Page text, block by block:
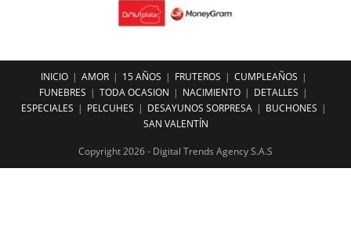
INICIO AMOR 15 AÑOS FRUTEROS
CUMPLEAÑOS
FUNEBRES
TODA OCASION NACIMIENTO
DETALLES
ESPECIALES
PELCUHES DESAYUNOS SORPRESA
BUCHONES
SAN VALENTÍN
Copyright 2026 - Digital Trends Agency S.A.S